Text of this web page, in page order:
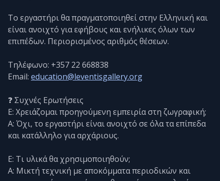
Το εργαστήρι θα πραγματοποιηθεί στην Ελληνική και
είναι ανοιχτό για εφήβους και ενήλικες όλων των
επιπέδων. Περιορισμένος αριθμός θέσεων.
Τηλέφωνο: +357 22 668838
Email: education@leventisgallery.org
❓ Συχνές Ερωτήσεις
Ε: Χρειάζομαι προηγούμενη εμπειρία στη ζωγραφική;
Α: Όχι, το εργαστήρι είναι ανοιχτό σε όλα τα επίπεδα
και κατάλληλο για αρχάριους.
Ε: Τι υλικά θα χρησιμοποιηθούν;
Α: Μικτή τεχνική με αποκόμματα περιοδικών και